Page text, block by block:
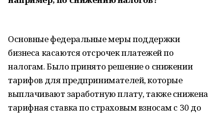
Основные федеральные меры поддержки
бизнеса касаются отсрочек платежей по
налогам. Было принято решение о снижении
тарифов для предпринимателей, которые
выплачивают заработную плату, также снижена
тарифная ставка по страховым взносам с 30 до